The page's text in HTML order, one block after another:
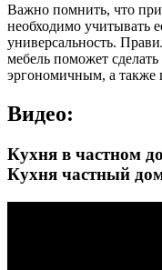
Важно помнить, что
необходимо учитывать
универсальность.
мебель поможет
эргономичным, а также
Видео:
Кухня в частном
Кухня частный